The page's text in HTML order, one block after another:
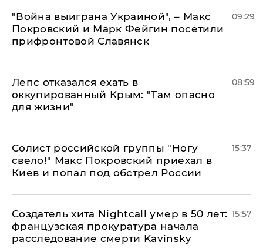
"Война выиграна Украиной", – Макс
Покровский и Марк Фейгин посетили
прифронтовой Славянск
09:29
Лепс отказался ехать в
оккупированный Крым: "Там опасно
для жизни"
08:59
Солист российской группы "Ногу
свело!" Макс Покровский приехал в
Киев и попал под обстрел России
15:37
Создатель хита Nightcall умер в 50 лет:
французская прокуратура начала
расследование смерти Kavinsky
15:57